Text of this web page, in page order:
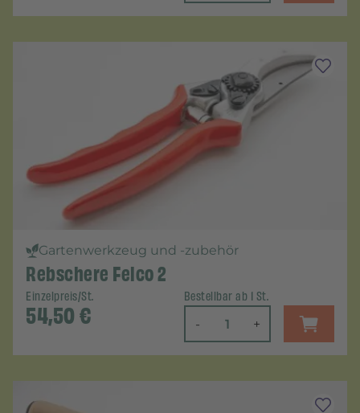
Gartenwerkzeug und -zubehör
Rebschere Felco 2
Einzelpreis/St.
54,50€
Bestellbar ab 1 St.
- +